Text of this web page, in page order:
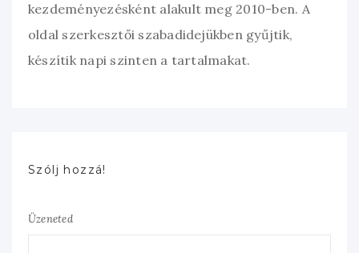
kezdeményezésként alakult meg 2010-ben. A
oldal szerkesztői szabadidejükben gyűjtik,
készítik napi szinten a tartalmakat.
Szólj hozzá!
Üzeneted